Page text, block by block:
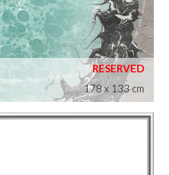
178 x 133 cm